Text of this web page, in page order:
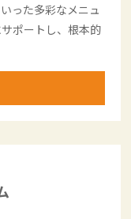
った多彩なメニュ
ポートし、根本的